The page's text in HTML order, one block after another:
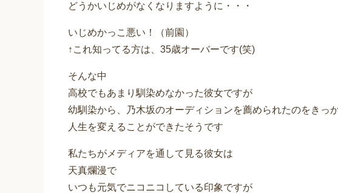
どうかいじめがなくなりますように・・・
いじめかっこ悪い！（前園）
↑これ知ってる方は、35歳オーバーです(笑)
そんな中
高校でもあまり馴染めなかった彼女ですが
幼馴染から、乃木坂のオーディションを薦められたのをきっ
人生を変えることができたそうです
私たちがメディアを通して見る彼女は
天真爛漫で
いつも元気でニコニコしている印象ですが